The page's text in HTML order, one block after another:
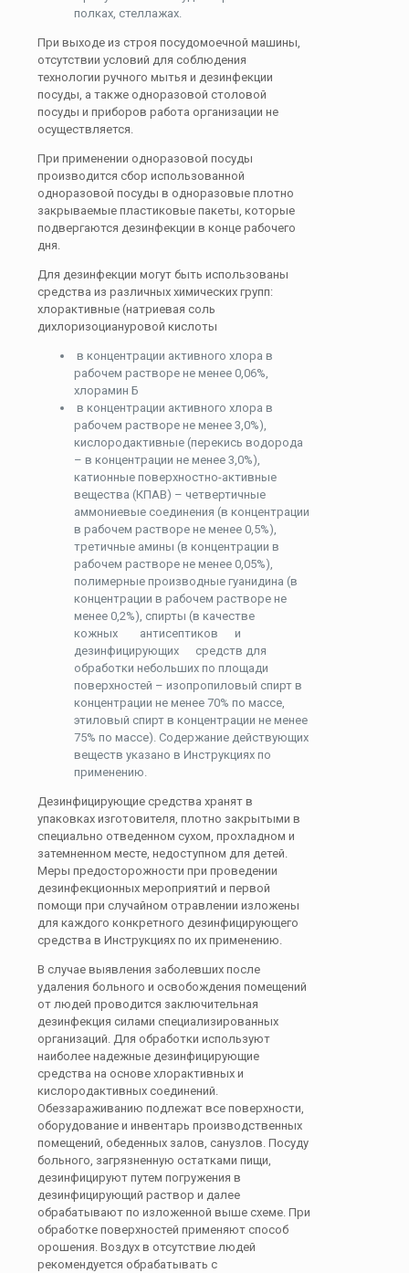
полках, стеллажах.
При выходе из строя посудомоечной машины,
отсутствии условий для соблюдения
технологии ручного мытья и дезинфекции
посуды, а также одноразовой столовой
посуды и приборов работа организации не
осуществляется.
При применении одноразовой посуды
производится сбор использованной
одноразовой посуды в одноразовые плотно
закрываемые пластиковые пакеты, которые
подвергаются дезинфекции в конце рабочего
дня.
Для дезинфекции могут быть использованы
средства из различных химических групп:
хлорактивные (натриевая соль
дихлоризоциануровой кислоты
в концентрации активного хлора в
рабочем растворе не менее 0,06%,
хлорамин Б
в концентрации активного хлора в
рабочем растворе не менее 3,0%),
кислородактивные (перекись водорода
– в концентрации не менее 3,0%),
катионные поверхностно-активные
вещества (КПАВ) – четвертичные
аммониевые соединения (в концентрации
в рабочем растворе не менее 0,5%),
третичные амины (в концентрации в
рабочем растворе не менее 0,05%),
полимерные производные гуанидина (в
концентрации в рабочем растворе не
менее 0,2%), спирты (в качестве
кожных антисептиков и
дезинфицирующих средств для
обработки небольших по площади
поверхностей – изопропиловый спирт в
концентрации не менее 70% по массе,
этиловый спирт в концентрации не менее
75% по массе). Содержание действующих
веществ указано в Инструкциях по
применению.
Дезинфицирующие средства хранят в
упаковках изготовителя, плотно закрытыми в
специально отведенном сухом, прохладном и
затемненном месте, недоступном для детей.
Меры предосторожности при проведении
дезинфекционных мероприятий и первой
помощи при случайном отравлении изложены
для каждого конкретного дезинфицирующего
средства в Инструкциях по их применению.
В случае выявления заболевших после
удаления больного и освобождения помещений
от людей проводится заключительная
дезинфекция силами специализированных
организаций. Для обработки используют
наиболее надежные дезинфицирующие
средства на основе хлорактивных и
кислородактивных соединений.
Обеззараживанию подлежат все поверхности,
оборудование и инвентарь производственных
помещений, обеденных залов, санузлов. Посуду
больного, загрязненную остатками пищи,
дезинфицируют путем погружения в
дезинфицирующий раствор и далее
обрабатывают по изложенной выше схеме. При
обработке поверхностей применяют способ
орошения. Воздух в отсутствие людей
рекомендуется обрабатывать с